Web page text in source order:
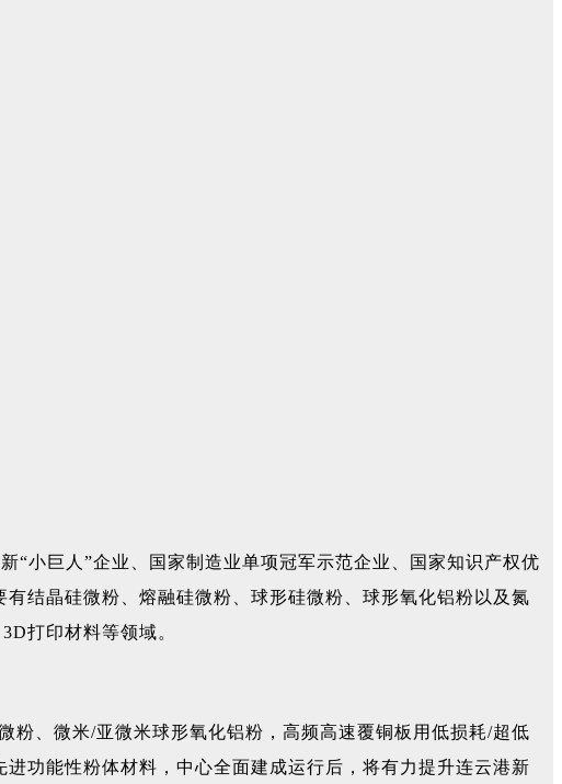
“小巨人”企业、国家制造业单项冠军示范企业、国家知识产权优
结晶硅微粉、熔融硅微粉、球形硅微粉、球形氧化铝粉以及氮
打印材料等领域。
、微米/亚微米球形氧化铝粉，高频高速覆铜板用低损耗/超低
功能性粉体材料，中心全面建成运行后，将有力提升连云港新